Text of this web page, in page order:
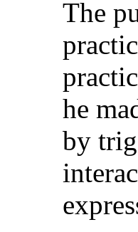
The
he
by